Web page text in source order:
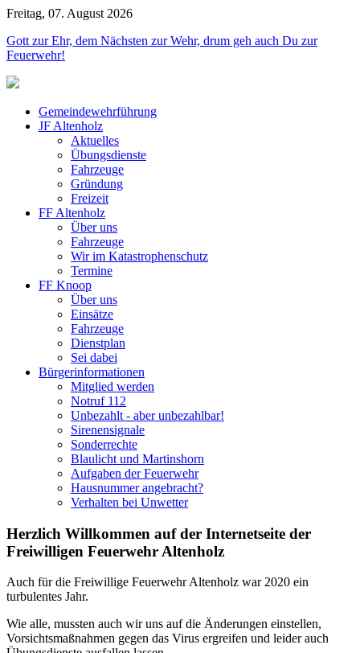
Freitag, 07. August 2026
Gott zur Ehr, dem Nächsten zur Wehr, drum geh auch Du zur
Feuerwehr!
Gemeindewehrführung
JF Altenholz
Aktuelles
Übungsdienste
Fahrzeuge
Gründung
Freizeit
FF Altenholz
Über uns
Fahrzeuge
Wir im Katastrophenschutz
Termine
FF Knoop
Über uns
Einsätze
Fahrzeuge
Dienstplan
Sei dabei
Bürgerinformationen
Mitglied werden
Notruf 112
Unbezahlt - aber unbezahlbar!
Sirenensignale
Sonderrechte
Blaulicht und Martinshorn
Aufgaben der Feuerwehr
Hausnummer angebracht?
Verhalten bei Unwetter
Herzlich Willkommen auf der Internetseite der
Freiwilligen Feuerwehr Altenholz
Auch für die Freiwillige Feuerwehr Altenholz war 2020 ein
turbulentes Jahr.
Wie alle, mussten auch wir uns auf die Änderungen einstellen,
Vorsichtsmaßnahmen gegen das Virus ergreifen und leider auch
Jahr
Monat
Jahr
Monat